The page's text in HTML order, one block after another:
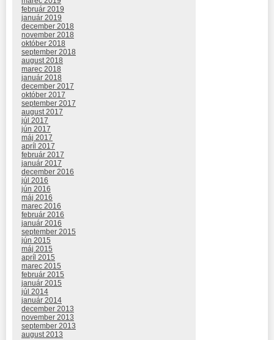
február 2019
január 2019
december 2018
november 2018
október 2018
september 2018
august 2018
marec 2018
január 2018
december 2017
október 2017
september 2017
august 2017
júl 2017
jún 2017
máj 2017
apríl 2017
február 2017
január 2017
december 2016
júl 2016
jún 2016
máj 2016
marec 2016
február 2016
január 2016
september 2015
jún 2015
máj 2015
apríl 2015
marec 2015
február 2015
január 2015
júl 2014
január 2014
december 2013
november 2013
september 2013
august 2013